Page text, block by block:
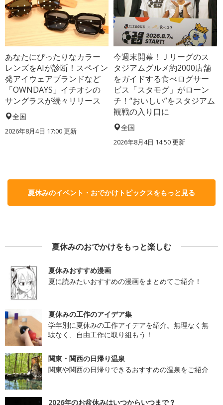
あなたにぴったりなカラー
レンズをAIが診断！スペイン
発アイウェアブランドなど
「OWNDAYS」イチオシの
サングラスが続々リリース
全国
2026年8月4日 17:00更新
今週末開幕！Ｊリーグのス
タジアムグルメ約2000店舗
をガイドする食べログサー
ビス「スタモグ」がローン
チ！“おいしい”をスタジアム
観戦の入り口に
全国
2026年8月4日 14:50更新
夏休みのイベント・おでかけトピックスをもっと見る
夏休みのおでかけをもっと楽しむ
夏休みおすすめ漫画
夏に読みたいおすすめの漫画をまとめてご紹介！
夏休みの工作のアイデア集
学年別に夏休みの工作アイデアを紹介。無理なく無
駄なく、自由工作に取り組もう！
関東・関西の日帰り温泉
関東や関西の日帰りできるおすすめの温泉をご紹介
2026年のお盆休みはいつからいつまで？